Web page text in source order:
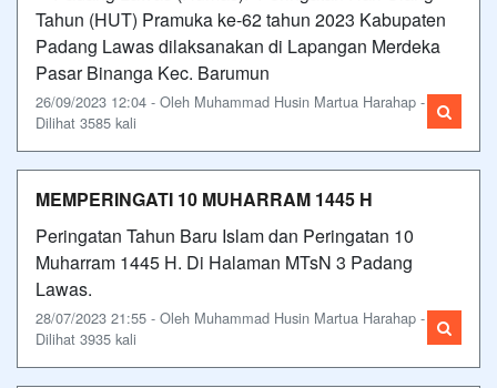
Tahun (HUT) Pramuka ke-62 tahun 2023 Kabupaten
Padang Lawas dilaksanakan di Lapangan Merdeka
Pasar Binanga Kec. Barumun
26/09/2023 12:04 - Oleh Muhammad Husin Martua Harahap -
Dilihat 3585 kali
MEMPERINGATI 10 MUHARRAM 1445 H
Peringatan Tahun Baru Islam dan Peringatan 10
Muharram 1445 H. Di Halaman MTsN 3 Padang
Lawas.
28/07/2023 21:55 - Oleh Muhammad Husin Martua Harahap -
Dilihat 3935 kali